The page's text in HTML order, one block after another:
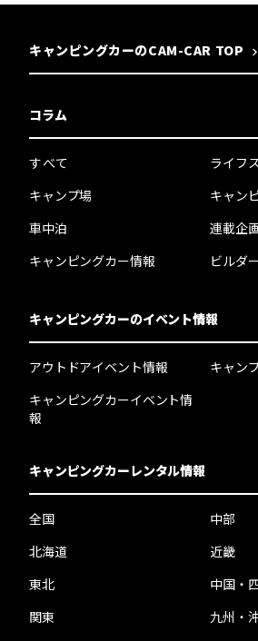
キャンピングカーのCAM-CAR TOP
コラム
すべて
キャンプ場
車中泊
キャンピングカー情報
ライフ
キャン
連載企
ビルダ
キャンピングカーのイベント情報
アウトドアイベント情報
キャンピングカーイベント情
報
キャン
キャンピングカーレンタル情報
全国
北海道
東北
関東
中部
近畿
中国・
九州・